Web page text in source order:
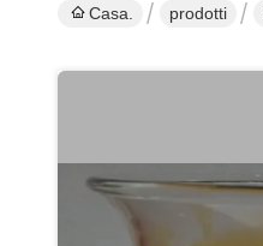
Casa. prodotti